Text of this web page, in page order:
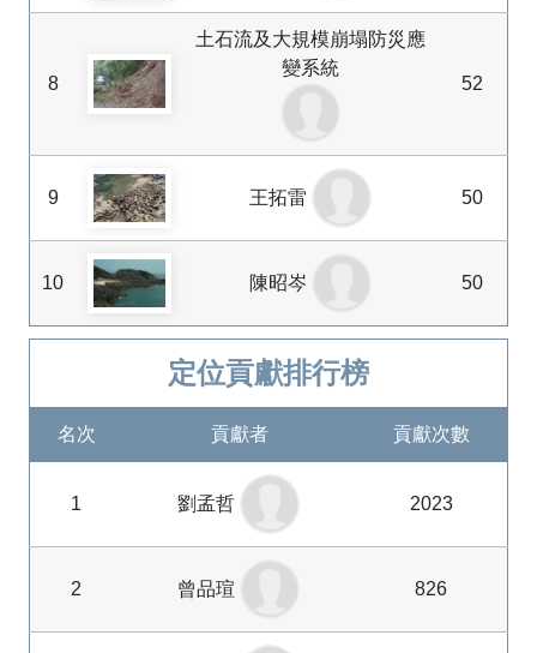
8
土石流及大規模崩塌防災應
變系統
52
9 王拓雷 50
10 陳昭岑 50
定位貢獻排行榜
名次 貢獻者 貢獻次數
1 劉孟哲 2023
2 曾品瑄 826